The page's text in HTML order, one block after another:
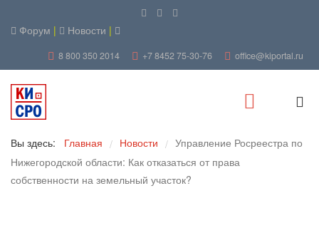
Форум | Новости |
8 800 350 2014 +7 8452 75-30-76 office@kiportal.ru
Вы здесь: Главная / Новости / Управление Росреестра по
Нижегородской области: Как отказаться от права
собственности на земельный участок?